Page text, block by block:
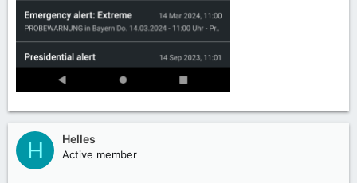
H Helles
Active member